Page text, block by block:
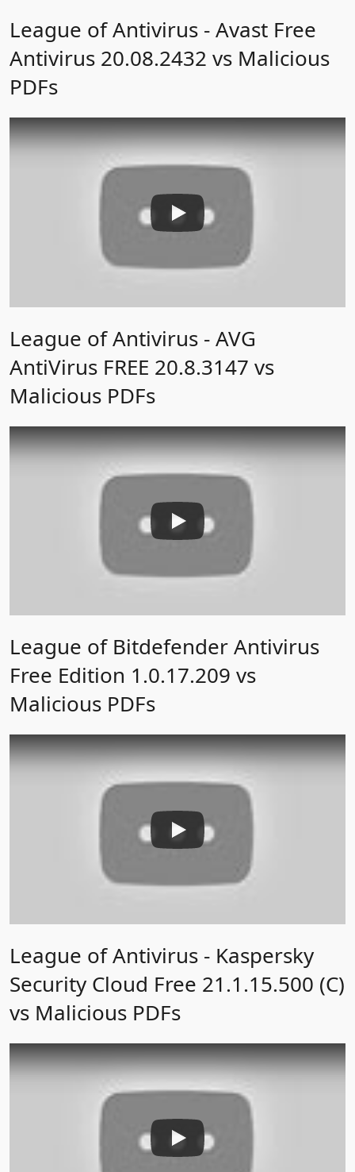
League of Antivirus - Avast Free
Antivirus 20.08.2432 vs Malicious
PDFs
League of Antivirus - AVG
AntiVirus FREE 20.8.3147 vs
Malicious PDFs
League of Bitdefender Antivirus
Free Edition 1.0.17.209 vs
Malicious PDFs
League of Antivirus - Kaspersky
Security Cloud Free 21.1.15.500 (C)
vs Malicious PDFs